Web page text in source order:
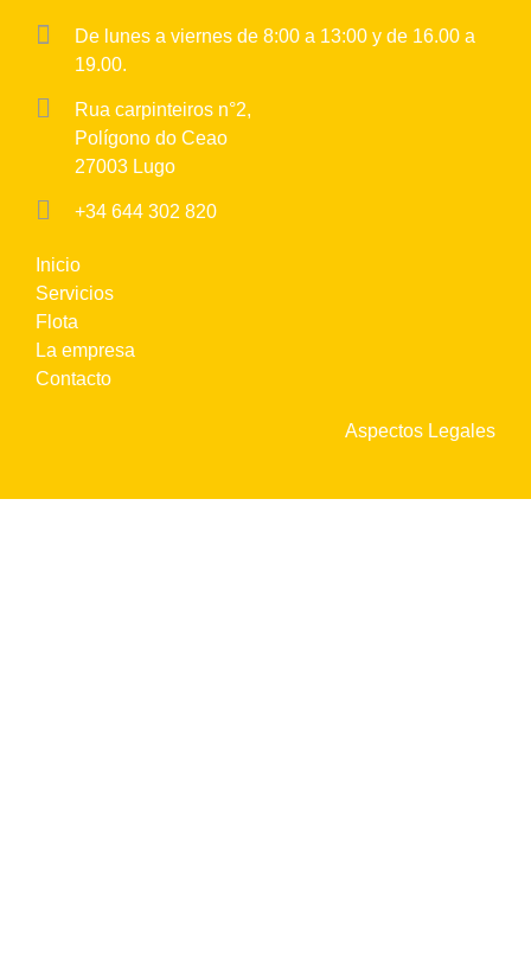
De lunes a viernes de 8:00 a 13:00 y de 16.00 a
19.00.
Rua carpinteiros n°2,
Polígono do Ceao
27003 Lugo
+34 644 302 820
Inicio
Servicios
Flota
La empresa
Contacto
Aspectos Legales